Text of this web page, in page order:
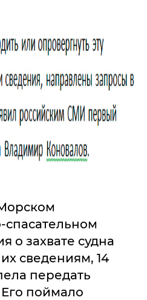
о захвате судна
сведениям, 14
передать
Его поймало